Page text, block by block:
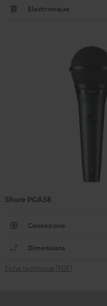
Electronique
Shure PGA58
Connexions
Dimensions
Fiche technique [PDF]